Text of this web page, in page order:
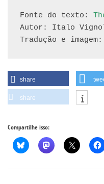
Fonte do texto:
Autor: Italo
Tradução e
share
share
Compartilhe isso: